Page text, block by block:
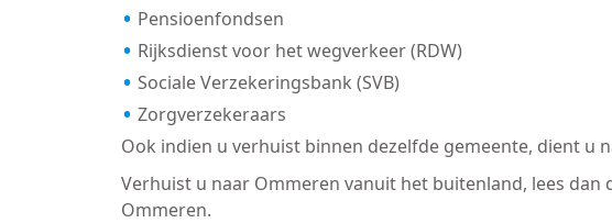
Pensioenfondsen
Rijksdienst voor het wegverkeer (RDW)
Sociale Verzekeringsbank (SVB)
Zorgverzekeraars
Ook indien u verhuist binnen dezelfde gemeente, dient u
Verhuist u naar Ommeren vanuit het buitenland, lees
Ommeren.